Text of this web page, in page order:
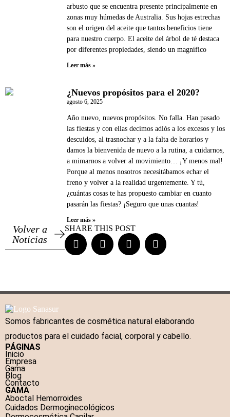
Volver a
Noticias
SHARE THIS POST
arbusto que se encuentra presente principalmente en
zonas muy húmedas de Australia. Sus hojas estrechas
son el origen del aceite que tantos beneficios tiene
para nuestro cuerpo. El aceite del árbol de té destaca
por diferentes propiedades, siendo un magnífico
Leer más »
¿Nuevos propósitos para el 2020?
agosto 6, 2025
Año nuevo, nuevos propósitos. No falla. Han pasado
las fiestas y con ellas decimos adiós a los excesos y los
descuidos, al trasnochar y a la falta de horarios y
damos la bienvenida de nuevo a la rutina, a cuidarnos,
a mimarnos a volver al movimiento… ¡Y menos mal!
Porque al menos nosotros necesitábamos echar el
freno y volver a la realidad urgentemente. Y tú,
¿cuántas cosas te has propuesto cambiar en cuanto
pasarán las fiestas? ¡Seguro que unas cuantas!
Leer más »
Somos fabricantes de cosmética natural elaborando
productos para el cuidado facial, corporal y cabello.
PÁGINAS
Inicio
Empresa
Gama
Blog
Contacto
GAMA
Aboctal Hemorroides
Cuidados Dermoginecológicos